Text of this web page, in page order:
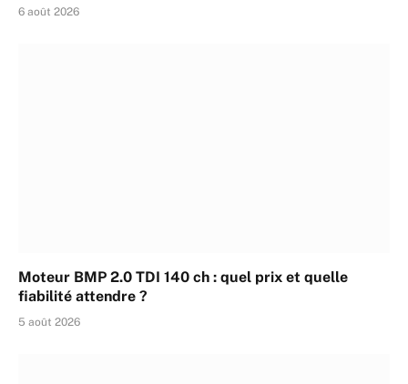
6 août 2026
Moteur BMP 2.0 TDI 140 ch : quel prix et quelle
fiabilité attendre ?
5 août 2026